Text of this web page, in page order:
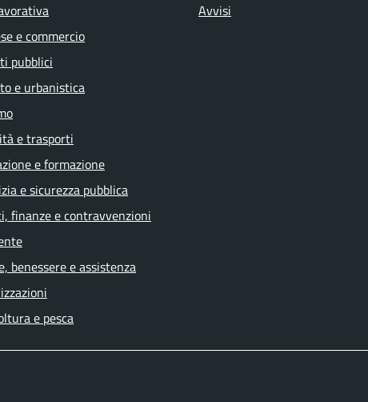
e commercio
pubblici
e urbanistica
e trasporti
e formazione
e sicurezza pubblica
finanze e contravvenzioni
benessere e assistenza
e pesca
Avvisi